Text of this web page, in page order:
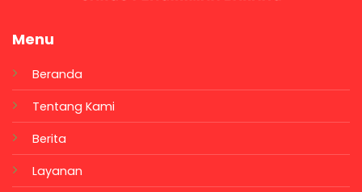
Menu
Beranda
Tentang Kami
Berita
Layanan